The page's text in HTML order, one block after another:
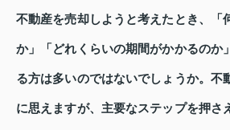
不動産を売却しようと考えたとき、「
か」「どれくらいの期間がかかるのか
る方は多いのではないでしょうか。不
に思えますが、主要なステップを押さ